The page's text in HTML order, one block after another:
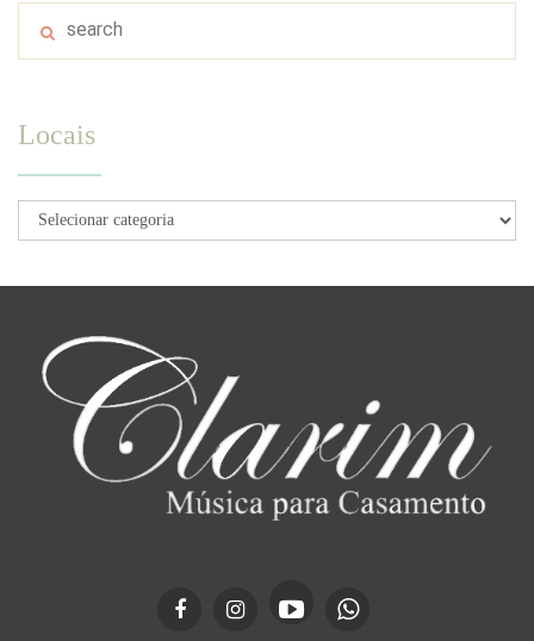
Locais